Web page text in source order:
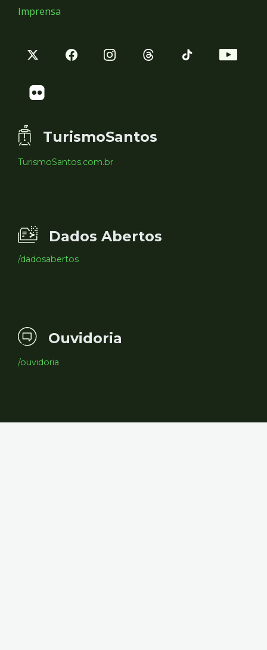
Imprensa
TurismoSantos
TurismoSantos.com.br
Dados Abertos
/dadosabertos
Ouvidoria
/ouvidoria